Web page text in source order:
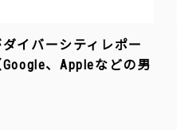
イバーシティレポー
、Appleなどの男